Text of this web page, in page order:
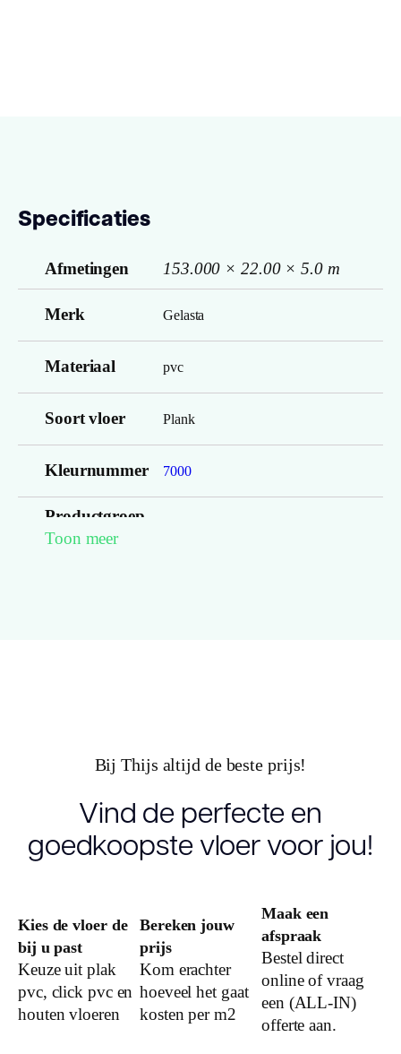
Specificaties
Afmetingen 153.000 × 22.00 × 5.0 m
Merk Gelasta
Materiaal pvc
Soort vloer Plank
Kleurnummer 7000
Productgroep
naam
Aantal per
Dikte toplaag
(mm)
0.55
(mm)
Montage Click PVC
Garantie
Toon meer
Bij Thijs altijd de beste prijs!
Vind de perfecte en
goedkoopste vloer voor jou!
Kies de vloer de
bij u past
Keuze uit plak
pvc, click pvc en
houten vloeren
Bereken jouw
prijs
Kom erachter
hoeveel het gaat
kosten per m2
Maak een
afspraak
Bestel direct
online of vraag
een (ALL-IN)
offerte aan.